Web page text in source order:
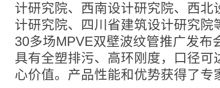
计研究院、西南设计研究院、西
计研究院、四川省建筑设计研究
30多场MPVE双壁波纹管推广发布
具有全塑排污、高环刚度，口径
心价值。产品性能和优势获得了专